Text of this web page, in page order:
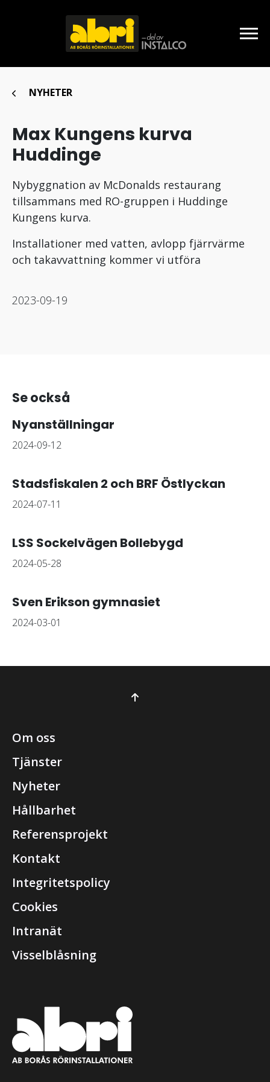
NYHETER
Max Kungens kurva
Huddinge
Nybyggnation av McDonalds restaurang
tillsammans med RO-gruppen i Huddinge
Kungens kurva.
Installationer med vatten, avlopp fjärrvärme
och takavvattning kommer vi utföra
2023-09-19
Se också
Nyanställningar
2024-09-12
Stadsfiskalen 2 och BRF Östlyckan
2024-07-11
LSS Sockelvägen Bollebygd
2024-05-28
Sven Erikson gymnasiet
2024-03-01
Om oss
Tjänster
Nyheter
Hållbarhet
Referensprojekt
Kontakt
Integritetspolicy
Cookies
Intranät
Visselblåsning